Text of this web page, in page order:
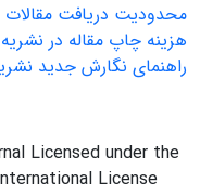
محدودیت دریافت مقالات
هزینه چاپ مقاله در
راهنمای نگارش جدید
Licensed under the
License